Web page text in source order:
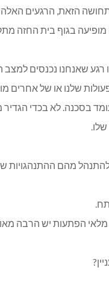
הזאת, הרגעים האלה
מופיעה בגוף בית החזה
שאנחנו נכנסים למצב
שלנו או של אחרים
בסכנה. לא בכדי הגדיר
מהם ההתנהגויות
מלאי הפתעות יש הרבה